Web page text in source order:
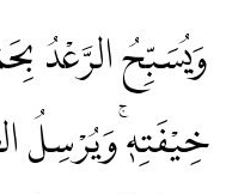
وَيُسَبِّحُ الرَّعْدُ
خِيْفَتِهٖۚ وَيُرْسِلُ